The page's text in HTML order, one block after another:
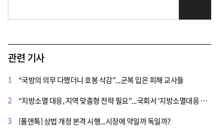
관련 기사
1
“국방의 의무 다했더니 호봉 삭감”...군복 입은 피해 교사들
2
“지방소멸 대응, 지역 맞춤형 전략 필요”...국회서 ‘지방소멸대응 전략 특별세미나’ 개최
3
[폴앤톡] 상법 개정 본격 시행...시장에 약일까 독일까?